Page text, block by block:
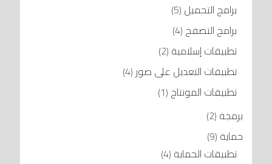
برامج التحميل (5)
برامج التصفح (4)
تطبيقات إسلامية (2)
تطبيقات التعديل على صور (4)
تطبيقات المونتاج (1)
برمجة (2)
حماية (9)
تطبيقات الحماية (4)